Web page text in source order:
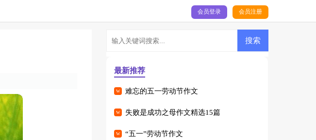
会员登录 会员注册
最新推荐
难忘的五一劳动节作文
失败是成功之母作文精选15篇
“五一”劳动节作文